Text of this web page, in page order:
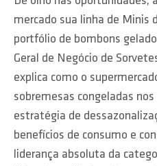
mercado sua linha de Minis
portfólio de bombons
Geral de Negócio de
explica como o
sobremesas congeladas
estratégia de
benefícios de consumo e
liderança absoluta da